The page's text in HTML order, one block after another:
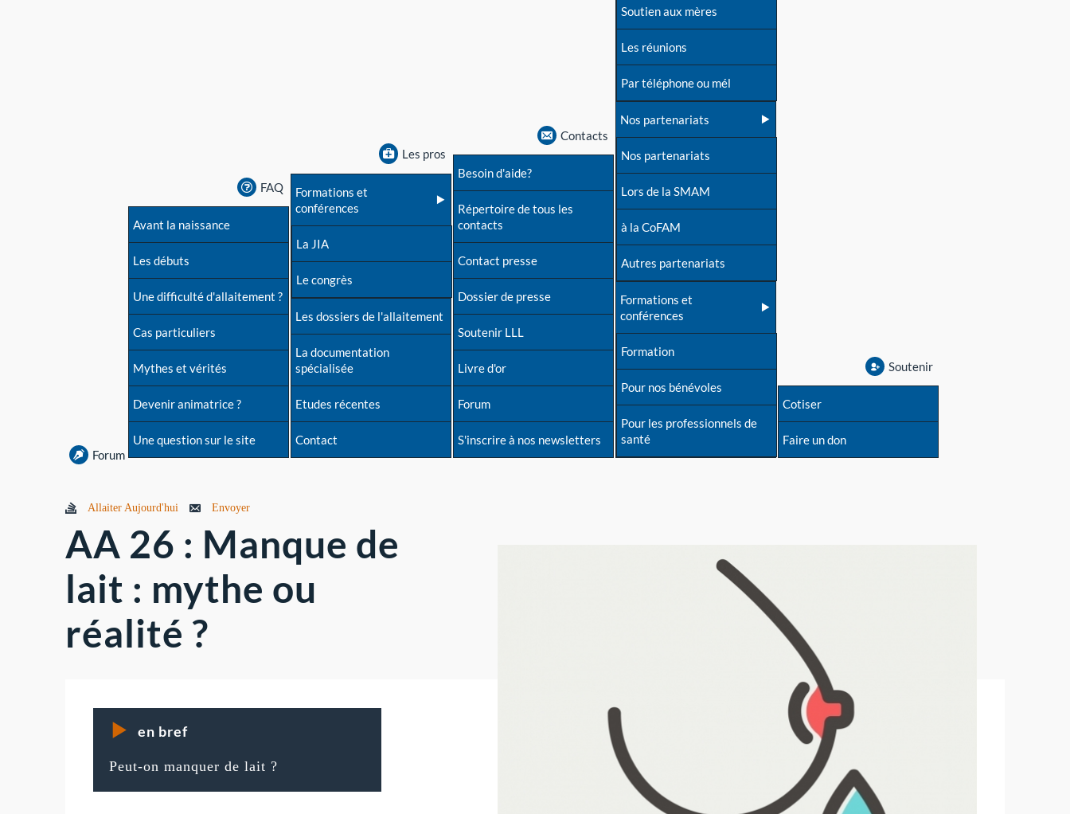
Forum
FAQ
Avant la naissance
Les débuts
Une difficulté d'allaitement ?
Cas particuliers
Mythes et vérités
Devenir animatrice ?
Une question sur le site
Les pros
Formations et
conférences
La JIA
Le congrès
Les dossiers de l'allaitement
La documentation
spécialisée
Etudes récentes
Contact
Contacts
Besoin d'aide?
Répertoire de tous les
contacts
Contact presse
Dossier de presse
Soutenir LLL
Livre d'or
Forum
S'inscrire à nos newsletters
Soutien aux mères
Les réunions
Par téléphone ou mél
Nos partenariats
Nos partenariats
Lors de la SMAM
à la CoFAM
Autres partenariats
Formations et
conférences
Formation
Pour nos bénévoles
Pour les professionnels de
santé
Soutenir
Cotiser
Faire un don
Allaiter Aujourd'hui Envoyer
AA 26 : Manque de
lait : mythe ou
réalité ?
en bref
Peut-on manquer de lait ?